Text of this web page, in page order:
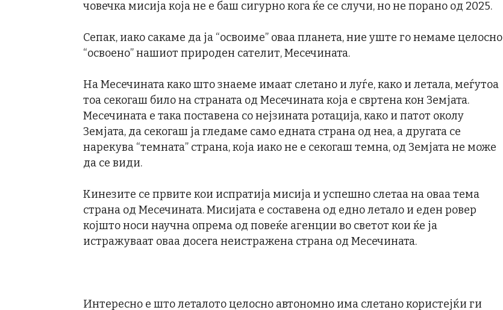
човечка мисија која не е баш сигурно кога ќе се случи, но не порано од 2025.
Сепак, иако сакаме да ја “освоиме” оваа планета, ние уште го немаме целосно
“освоено” нашиот природен сателит, Месечината.
На Месечината како што знаеме имаат слетано и луѓе, како и летала, меѓутоа
тоа секогаш било на страната од Месечината која е свртена кон Земјата.
Месечината е така поставена со нејзината ротација, како и патот околу
Земјата, да секогаш ја гледаме само едната страна од неа, а другата се
нарекува “темната” страна, која иако не е секогаш темна, од Земјата не може
да се види.
Кинезите се првите кои испратија мисија и успешно слетаа на оваа тема
страна од Месечината. Мисијата е составена од едно летало и еден ровер
којшто носи научна опрема од повеќе агенции во светот кои ќе ја
истражуваат оваа досега неистражена страна од Месечината.
Интересно е што леталото целосно автономно има слетано користејќи ги